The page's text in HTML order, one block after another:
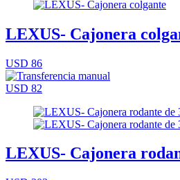
LEXUS- Cajonera
USD 86
USD 82
LEXUS- Cajonera